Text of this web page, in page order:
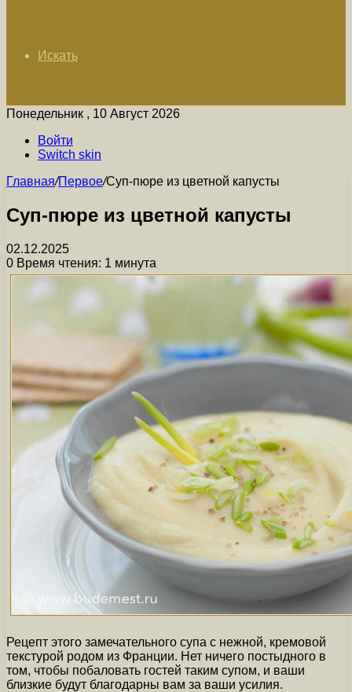
Искать
Понедельник , 10 Август 2026
Войти
Switch skin
Главная/Первое/Суп-пюре из цветной капусты
Суп-пюре из цветной капусты
02.12.2025
0 Время чтения: 1 минута
Рецепт этого замечательного супа с нежной, кремовой
текстурой родом из Франции. Нет ничего постыдного в
том, чтобы побаловать гостей таким супом, и ваши
близкие будут благодарны вам за ваши усилия.